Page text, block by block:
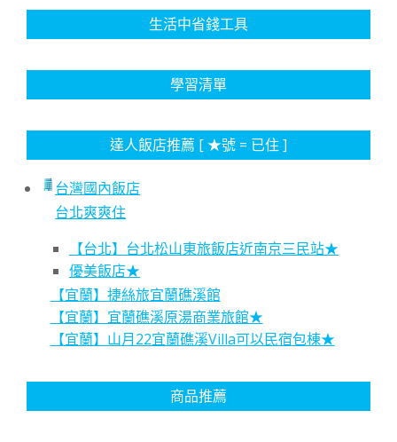
生活中省錢工具
學習清單
達人飯店推薦 [ ★號 = 已住 ]
台灣國內飯店
台北爽爽住
【台北】台北松山東旅飯店近南京三民站★
優美飯店★
【宜蘭】捷絲旅宜蘭礁溪館
【宜蘭】宜蘭礁溪原湯商業旅館★
【宜蘭】山月22宜蘭礁溪Villa可以民宿包棟★
商品推薦